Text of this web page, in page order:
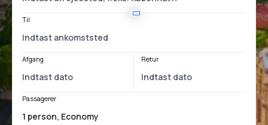
Til
Afgang Retur
Passagerer